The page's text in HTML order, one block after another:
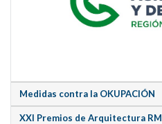
Medidas contra la OKUPACIÓN
XXI Premios de Arquitectura RM